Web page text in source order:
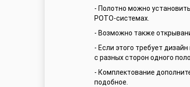
- Полотно можно
РОТО-системах.
- Возможно также
- Если этого требует
с разных сторон одного
- Комплектование
подобное.